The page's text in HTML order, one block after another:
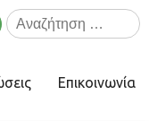
Αναζήτηση
για:
Επικοινωνία